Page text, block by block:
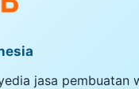
jasa pembuatan